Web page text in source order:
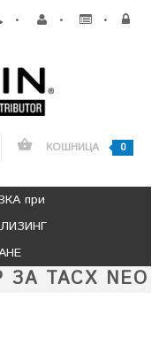
• • •
КОШНИЦА 0
при
TACX NEO